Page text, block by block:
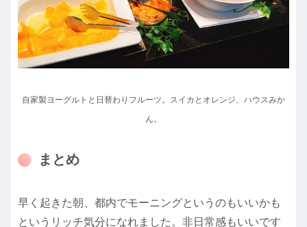
自家製ヨーグルトと日替わりフルーツ。スイカとオレンジ、ハウスみか
ん。
まとめ
早く起きた朝、都内でモーニングというのもいいかも
というリッチ気分になれました。非日常感もいいです